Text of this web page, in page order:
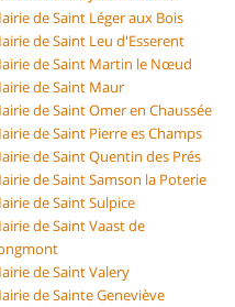
de Saint Léger aux Bois
de Saint Leu d'Esserent
de Saint Martin le Nœud
de Saint Maur
de Saint Omer en Chaussée
de Saint Pierre es Champs
de Saint Quentin des Prés
de Saint Samson la Poterie
de Saint Sulpice
de Saint Vaast de
de Saint Valery
de Sainte Geneviève